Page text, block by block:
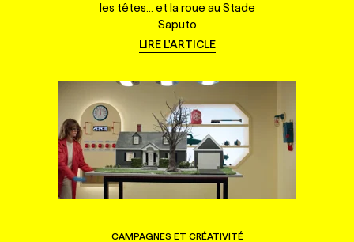
les têtes... et la roue au Stade
Saputo
LIRE L'ARTICLE
CAMPAGNES ET CRÉATIVITÉ